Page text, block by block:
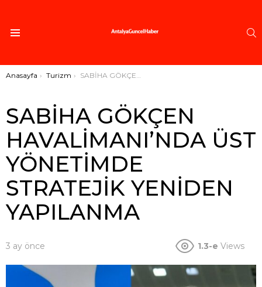
Buradasınız:
Anasayfa Turizm SABİHA GÖKÇEN HAVALİMANI’NDA ÜST YÖNETİMDE STRATEJİK YENİDEN YAPILANMA
SABİHA GÖKÇEN
HAVALİMANI’NDA ÜST
YÖNETİMDE
STRATEJİK YENİDEN
YAPILANMA
3 ay önce 1.3-e Views